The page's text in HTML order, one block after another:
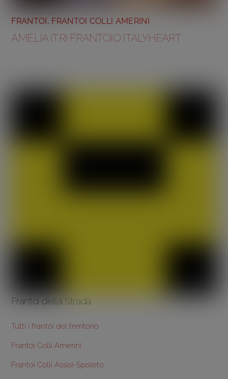
FRANTOI, FRANTOI COLLI AMERINI
AMELIA (TR) FRANTOIO ITALYHEART
Frantoi della Strada:
Tutti i frantoi del territorio
Frantoi Colli Amerini
Frantoi Colli Assisi-Spoleto